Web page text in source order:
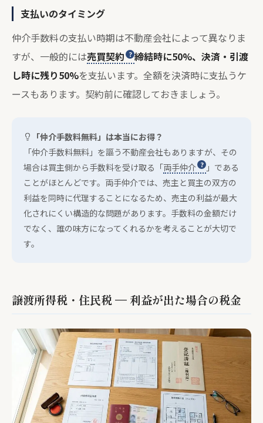
支払いのタイミング
仲介手数料の支払い時期は不動産会社によって異なりま
すが、一般的には売買契約
締結時に50%、決済・引渡
し時に残り50%を支払います。全額を決済時に支払うケ
ースもあります。契約前に確認しておきましょう。
「仲介手数料無料」は本当にお得？
「仲介手数料無料」を謳う不動産会社もありますが、その
場合は買主側から手数料を受け取る「両手仲介
」である
ことがほとんどです。両手仲介では、売主と買主の双方の
利益を同時に代理することになるため、売主の利益が最大
化されにくい構造的な問題があります。手数料の金額だけ
でなく、誰の味方になってくれるかを考えることが大切で
す。
譲渡所得税・住民税 — 利益が出た場合の税金